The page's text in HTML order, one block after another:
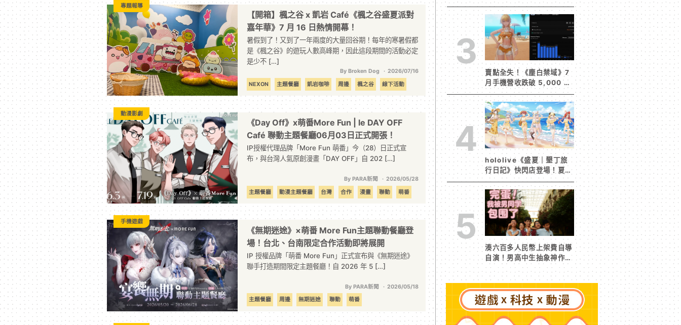
位
資
訊
平
台
專題報導
【開箱】楓之谷 x 凱岩 Café《楓之谷盛夏派對
嘉年華》7 月 16 日熱情開幕！
暑假到了！又到了一年兩度的大量回谷期！每年的寒暑假都
是《楓之谷》的遊玩人數高峰期，因此這段期間的活動必定
是少不 […]
By Broken Dog
2026/07/16
NEXON
主題餐廳 凱岩咖啡 周邊 楓之谷 線下活動
動漫影劇
《Day Off》x萌番More Fun | le DAY OFF
Café 聯動主題餐廳06月03日正式開張！
IP授權代理品牌「More Fun 萌番」今（28）日正式宣
布，與台灣人氣原創漫畫「DAY OFF」自 202 […]
By PARA新聞
2026/05/28
主題餐廳
動漫主題餐廳 台灣 合作 漫畫 聯動 萌番
手機遊戲
《無期迷途》×萌番 More Fun主題聯動餐廳登
場！台北、台南限定合作活動即將展開
IP 授權品牌「萌番 More Fun」正式宣布與《無期迷途》
聯手打造期間限定主題餐廳！自 2026 年 5 […]
By PARA新聞
2026/05/18
主題餐廳
周邊 無期迷途 聯動 萌番
方急發聲明承諾提供大量更
新彌補
3
賣點全失！《塵白禁域》7
月手機營收跌破 5,000 美
元 停服整改後玩家大量流
失
4
hololive《盛夏｜墾丁旅
行日記》快閃店登場！夏日
風情限定周邊首度公開
5
湊六百多人民幣上架費自導
自演！男高中生抽象神作
《完蛋！我被男同學包圍
了》突然爆紅